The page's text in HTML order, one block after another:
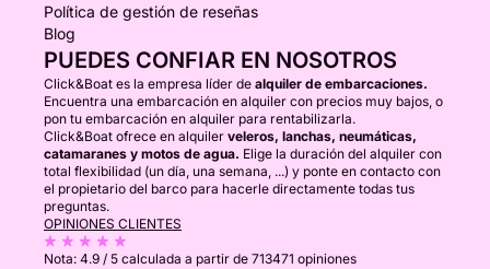
Política de gestión de reseñas
Blog
PUEDES CONFIAR EN NOSOTROS
Click&Boat es la empresa líder de alquiler de embarcaciones.
Encuentra una embarcación en alquiler con precios muy bajos, o
pon tu embarcación en alquiler para rentabilizarla.
Click&Boat ofrece en alquiler veleros, lanchas, neumáticas,
catamaranes y motos de agua. Elige la duración del alquiler con
total flexibilidad (un día, una semana, ...) y ponte en contacto con
el propietario del barco para hacerle directamente todas tus
preguntas.
OPINIONES CLIENTES
Nota: 4.9 / 5 calculada a partir de 713471 opiniones